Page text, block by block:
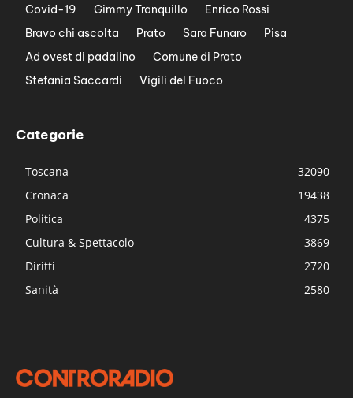
Covid-19
Gimmy Tranquillo
Enrico Rossi
Bravo chi ascolta
Prato Sara Funaro
Pisa
Ad ovest di padalino
Comune di Prato
Stefania Saccardi
Vigili del Fuoco
Categorie
Toscana
32090
Cronaca
19438
Politica
4375
Cultura & Spettacolo
3869
Diritti
2720
Sanità
2580